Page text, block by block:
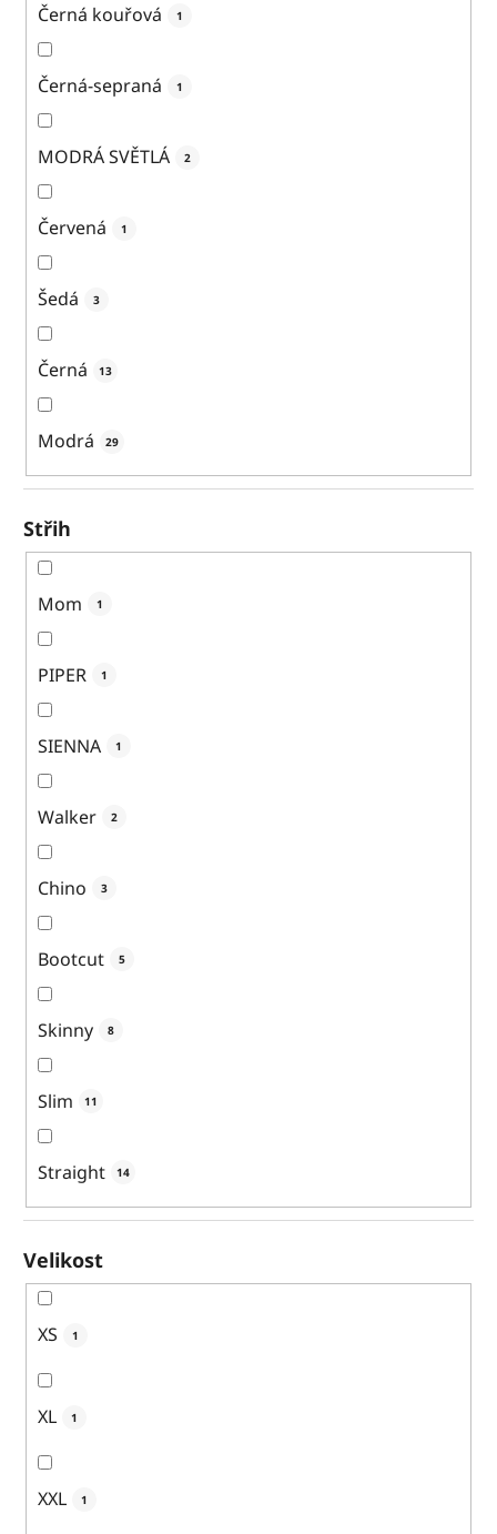
Černá kouřová 1
Černá-sepraná 1
MODRÁ SVĚTLÁ 2
Červená 1
Šedá 3
Černá 13
Modrá 29
Střih
Mom 1
PIPER 1
SIENNA 1
Walker 2
Chino 3
Bootcut 5
Skinny 8
Slim 11
Straight 14
Velikost
XS 1
XL 1
XXL 1